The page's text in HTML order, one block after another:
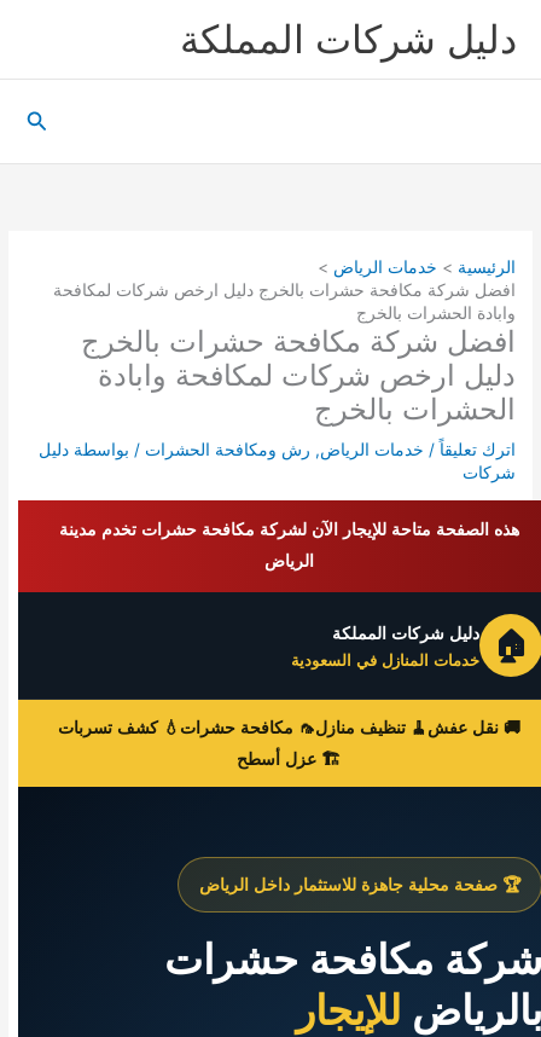
دليل شركات المملكة
الرئيسية
خدمات الرياض
افضل شركة مكافحة حشرات بالخرج دليل ارخص شركات لمكافحة
وابادة الحشرات بالخرج
افضل شركة مكافحة حشرات بالخرج
دليل ارخص شركات لمكافحة وابادة
الحشرات بالخرج
اترك تعليقاً / خدمات الرياض, رش ومكافحة الحشرات / بواسطة دليل
شركات
هذه الصفحة متاحة للإيجار الآن لشركة مكافحة حشرات تخدم مدينة
الرياض
🏠
دليل شركات المملكة
خدمات المنازل في السعودية
🚚 نقل عفش 🧹 تنظيف منازل🦟 مكافحة حشرات 💧 كشف تسربات
🏗️ عزل أسطح
🏆 صفحة محلية جاهزة للاستثمار داخل الرياض
شركة مكافحة حشرات
بالرياض للإيجار